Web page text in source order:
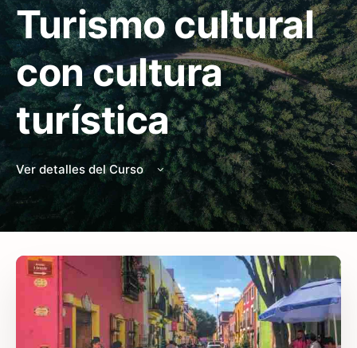
Turismo cultural
con cultura
turística
Ver detalles del Curso